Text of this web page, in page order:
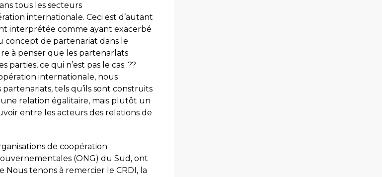
tous les secteurs
internationale. Ceci est d’autant
interprétée comme ayant exacerbé
concept de partenariat dans le
à penser que les partenarlats
ce qui n’est pas le cas. ??
internationale, nous
tels qu’ils sont construits
relation égalitaire, mais plutôt un
entre les acteurs des relations de
de coopération
(ONG) du Sud, ont
tenons à remercier le CRDI, la